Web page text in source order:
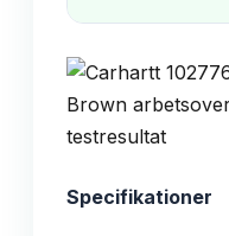
Specifikationer